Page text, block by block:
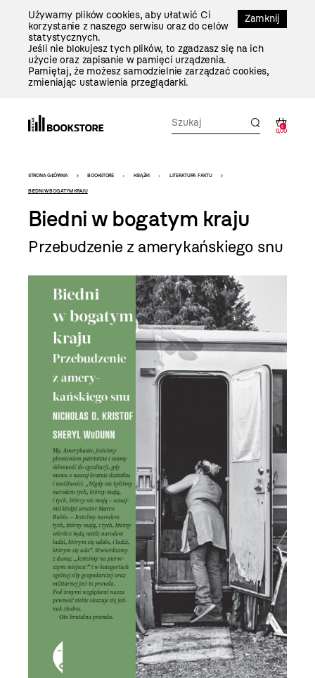
Zamknij
Używamy plików cookies, aby ułatwić Ci
korzystanie z naszego serwisu oraz do celów
statystycznych.
Jeśli nie blokujesz tych plików, to zgadzasz się na ich
użycie oraz zapisanie w pamięci urządzenia.
Pamiętaj, że możesz samodzielnie zarządzać cookies,
zmieniając ustawienia przeglądarki.
0
0,00
Bookstore
-
szablon
szczegóły
STRONA GŁÓWNA BOOKSTORE KSIĄŻKI LITERATURA FAKTU
BIEDNI W BOGATYM KRAJU
Biedni w bogatym kraju
Przebudzenie z amerykańskiego snu